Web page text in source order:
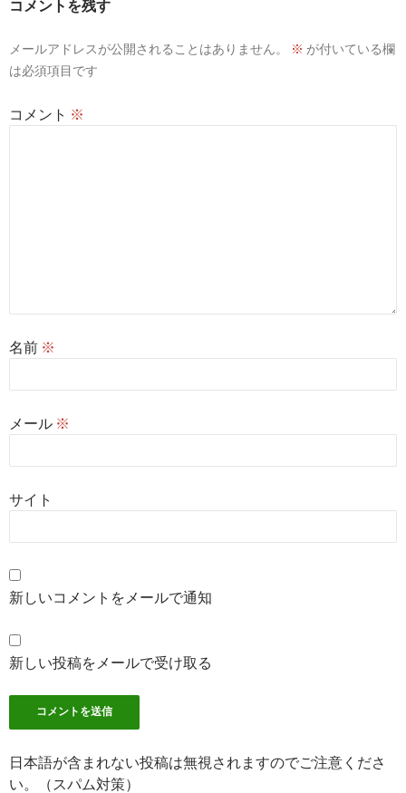
ョ
ン
コメントを残す
メールアドレスが公開されることはありません。 ※ が付いている欄
は必須項目です
コメント ※
名前 ※
メール ※
サイト
新しいコメントをメールで通知
新しい投稿をメールで受け取る
日本語が含まれない投稿は無視されますのでご注意くださ
い。（スパム対策）